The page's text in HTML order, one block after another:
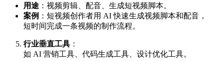
用途 ：视频剪辑、配音、生成短视频脚本。
案例 ：短视频创作者用 AI 快速生成视频脚本和配音，
短时间完成一条视频的制作流程。
行业垂直工具 ：
如 AI 营销工具、代码生成工具、设计优化工具。